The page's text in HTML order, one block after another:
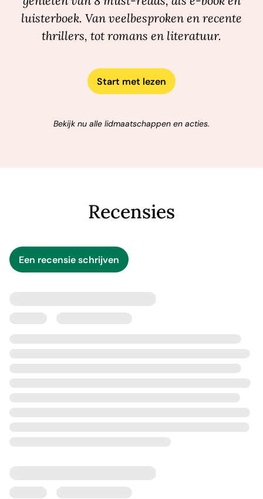
ode aan het boek, trouwe lezers en de onmisbare rol van
de boekverkoper... Een must-read voor elke
boekenwurm!
luisterboek. Van veelbesproken en recente
thrillers, tot romans en literatuur.
Start met lezen
Bekijk nu alle lidmaatschappen en acties.
Recensies
Een recensie schrijven